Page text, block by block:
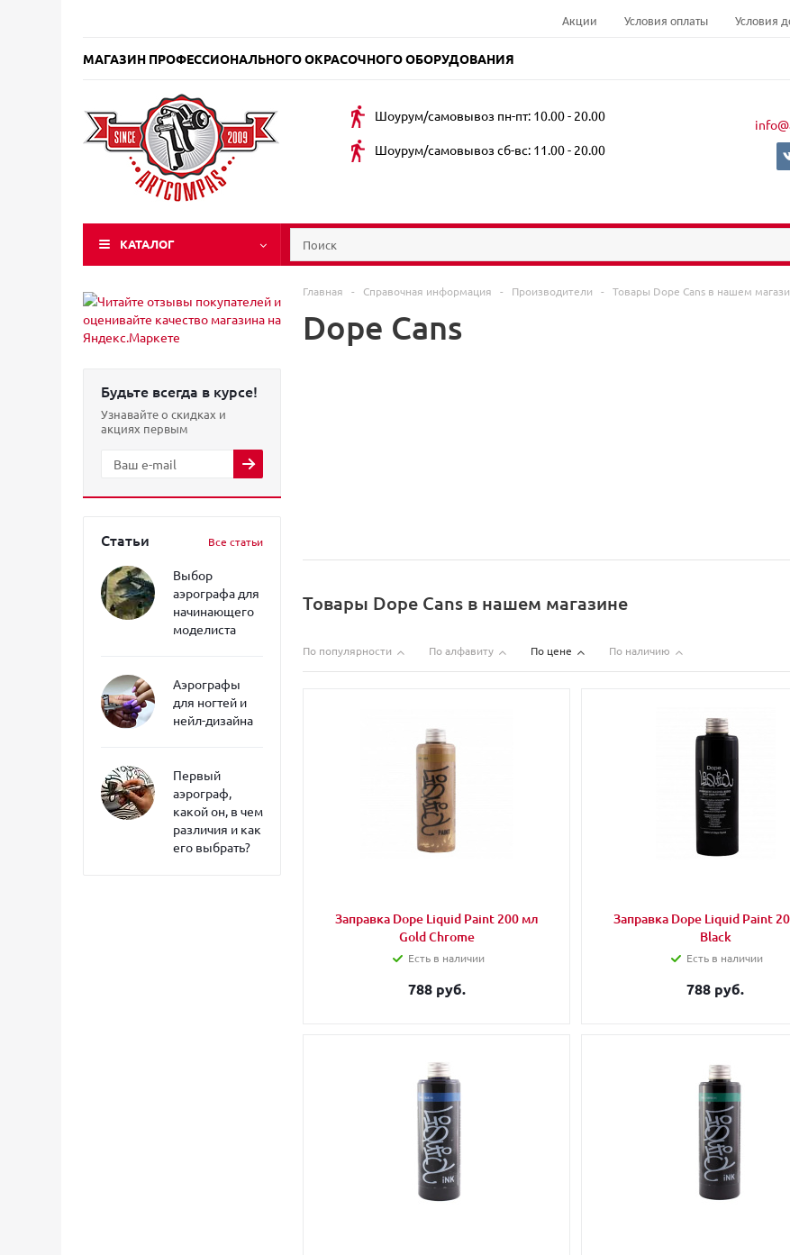
Акции Условия оплаты Условия
МАГАЗИН ПРОФЕССИОНАЛЬНОГО ОКРАСОЧНОГО ОБОРУДОВАНИЯ
Шоурум/самовывоз пн-пт: 10.00 - 20.00
Шоурум/самовывоз сб-вс: 11.00 - 20.00
КАТАЛОГ
Будьте всегда в курсе!
Узнавайте о скидках и
акциях первым
Статьи Все статьи
Выбор
аэрографа для
начинающего
моделиста
Аэрографы
для ногтей и
нейл-дизайна
Первый
аэрограф,
какой он, в чем
различия и как
его выбрать?
Главная - Справочная информация - Производители - Товары Dope Cans в нашем
Dope Cans
Товары Dope Cans в нашем магазине
По популярности По алфавиту По цене По наличию
Заправка Dope Liquid Paint 200 мл
Gold Chrome
Есть в наличии
788 руб.
Заправка Dope Liquid Paint
Black
Есть в наличии
788 руб.